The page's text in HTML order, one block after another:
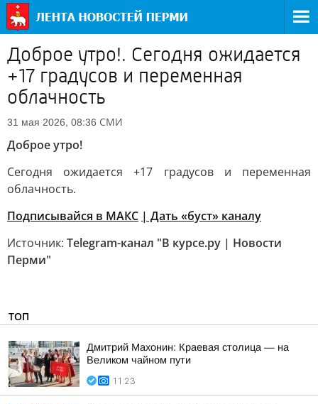
Доброе утро!. Сегодня ожидается
+17 градусов и переменная
облачность
31 мая 2026, 08:36 СМИ
Доброе утро!
Сегодня ожидается +17 градусов и переменная
облачность.
Подписывайся в МАКС | Дать «буст» каналу
Источник: Telegram-канал "В курсе.ру | Новости
Перми"
ТОП
Дмитрий Махонин: Краевая столица — на
Великом чайном пути
11:23